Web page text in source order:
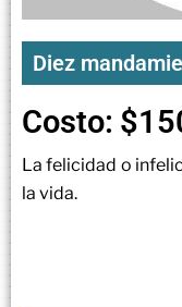
Diez
Costo: $
La felicidad o
la vida.